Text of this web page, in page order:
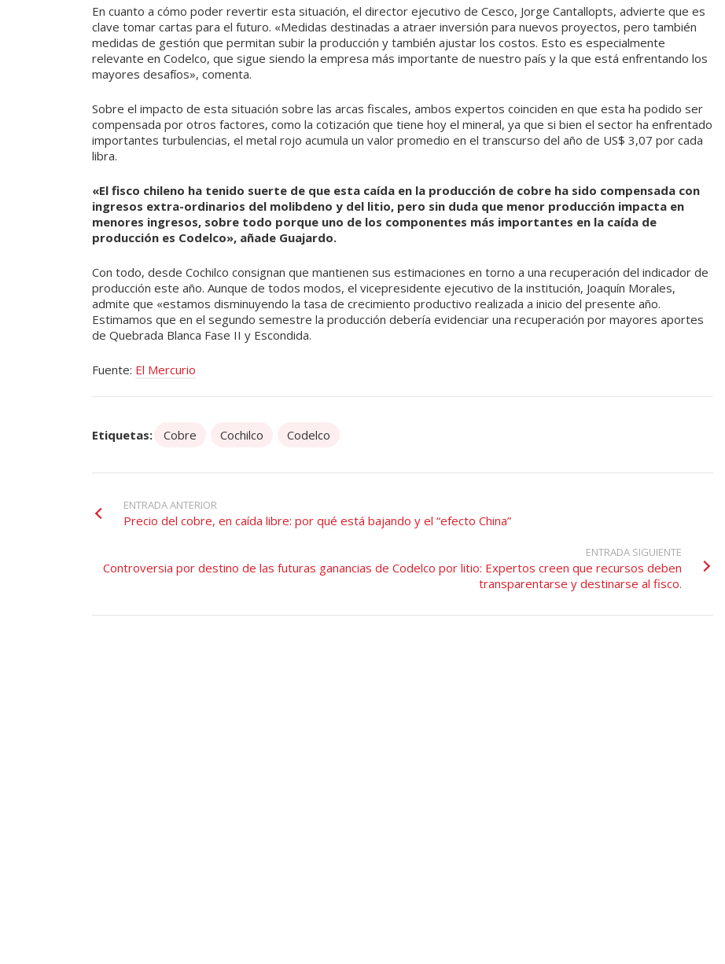
En cuanto a cómo poder revertir esta situación, el director ejecutivo de Cesco, Jorge Cantallopts, advierte que es
clave tomar cartas para el futuro. «Medidas destinadas a atraer inversión para nuevos proyectos, pero también
medidas de gestión que permitan subir la producción y también ajustar los costos. Esto es especialmente
relevante en Codelco, que sigue siendo la empresa más importante de nuestro país y la que está enfrentando los
mayores desafíos», comenta.
Sobre el impacto de esta situación sobre las arcas fiscales, ambos expertos coinciden en que esta ha podido ser
compensada por otros factores, como la cotización que tiene hoy el mineral, ya que si bien el sector ha enfrentado
importantes turbulencias, el metal rojo acumula un valor promedio en el transcurso del año de US$ 3,07 por cada
libra.
«El fisco chileno ha tenido suerte de que esta caída en la producción de cobre ha sido compensada con
ingresos extra-ordinarios del molibdeno y del litio, pero sin duda que menor producción impacta en
menores ingresos, sobre todo porque uno de los componentes más importantes en la caída de
producción es Codelco», añade Guajardo.
Con todo, desde Cochilco consignan que mantienen sus estimaciones en torno a una recuperación del indicador de
producción este año. Aunque de todos modos, el vicepresidente ejecutivo de la institución, Joaquín Morales,
admite que «estamos disminuyendo la tasa de crecimiento productivo realizada a inicio del presente año.
Estimamos que en el segundo semestre la producción debería evidenciar una recuperación por mayores aportes
de Quebrada Blanca Fase II y Escondida.
Fuente: El Mercurio
Etiquetas: Cobre Cochilco Codelco
ENTRADA ANTERIOR
Precio del cobre, en caída libre: por qué está bajando y el “efecto China”
ENTRADA SIGUIENTE
Controversia por destino de las futuras ganancias de Codelco por litio: Expertos creen que recursos deben
transparentarse y destinarse al fisco.